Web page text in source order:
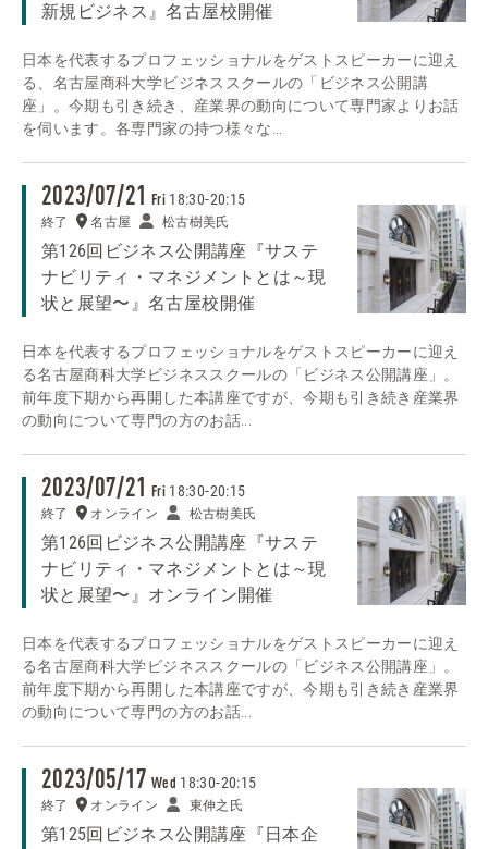
新規ビジネス』名古屋校開催
日本を代表するプロフェッショナルをゲストスピーカーに迎え
る、名古屋商科大学ビジネススクールの「ビジネス公開講
座」。今期も引き続き、産業界の動向について専門家よりお話
を伺います。各専門家の持つ様々な...
2023/07/21 Fri 18:30-20:15
終了 名古屋 松古樹美氏
第126回ビジネス公開講座『サステ
ナビリティ・マネジメントとは～現
状と展望〜』名古屋校開催
日本を代表するプロフェッショナルをゲストスピーカーに迎え
る名古屋商科大学ビジネススクールの「ビジネス公開講座」。
前年度下期から再開した本講座ですが、今期も引き続き産業界
の動向について専門の方のお話...
2023/07/21 Fri 18:30-20:15
終了 オンライン 松古樹美氏
第126回ビジネス公開講座『サステ
ナビリティ・マネジメントとは～現
状と展望〜』オンライン開催
日本を代表するプロフェッショナルをゲストスピーカーに迎え
る名古屋商科大学ビジネススクールの「ビジネス公開講座」。
前年度下期から再開した本講座ですが、今期も引き続き産業界
の動向について専門の方のお話...
2023/05/17 Wed 18:30-20:15
終了 オンライン 東伸之氏
第125回ビジネス公開講座『日本企